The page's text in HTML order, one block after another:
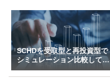
SCHDを受取型と再投資型で
シミュレーション比較してみ
た（一括＆特定口座で3万～
10万積立）